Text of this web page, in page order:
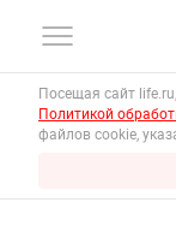
Посещая сайт
Политикой
файлов cookie,